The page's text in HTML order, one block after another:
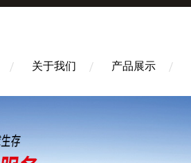
关于我们 产品展示